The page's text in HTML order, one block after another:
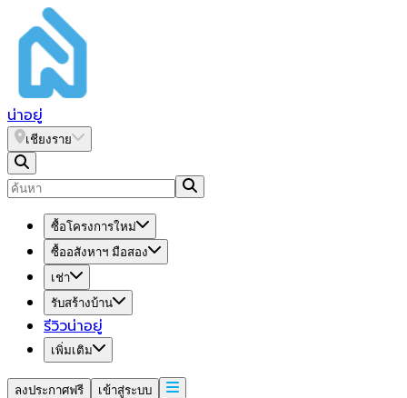
น่าอยู่
เชียงราย
ซื้อโครงการใหม่
ซื้ออสังหาฯ มือสอง
เช่า
รับสร้างบ้าน
รีวิวน่าอยู่
เพิ่มเติม
ลงประกาศฟรี เข้าสู่ระบบ